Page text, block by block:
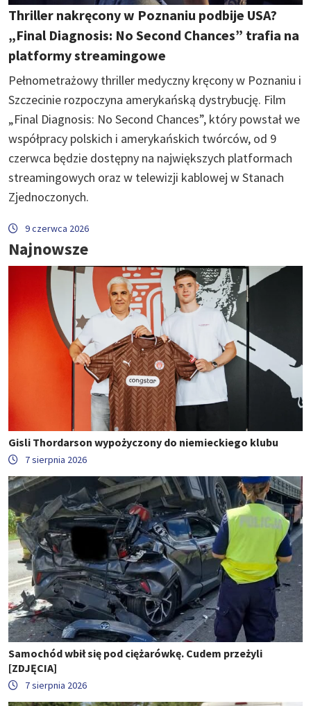
Thriller nakręcony w Poznaniu podbije USA?
„Final Diagnosis: No Second Chances” trafia na
platformy streamingowe
Pełnometrażowy thriller medyczny kręcony w Poznaniu i
Szczecinie rozpoczyna amerykańską dystrybucję. Film
„Final Diagnosis: No Second Chances”, który powstał we
współpracy polskich i amerykańskich twórców, od 9
czerwca będzie dostępny na największych platformach
streamingowych oraz w telewizji kablowej w Stanach
Zjednoczonych.
9 czerwca 2026
Najnowsze
Gisli Thordarson wypożyczony do niemieckiego klubu
7 sierpnia 2026
Samochód wbił się pod ciężarówkę. Cudem przeżyli
[ZDJĘCIA]
7 sierpnia 2026